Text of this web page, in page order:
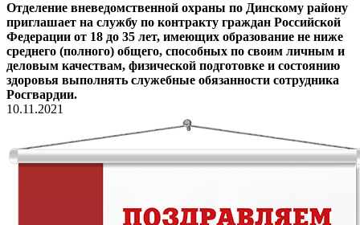
Отделение вневедомственной охраны по Динскому району
приглашает на службу по контракту граждан Российской
Федерации от 18 до 35 лет, имеющих образование не ниже
среднего (полного) общего, способных по своим личным и
деловым качествам, физической подготовке и состоянию
здоровья выполнять служебные обязанности сотрудника
Росгвардии.
10.11.2021